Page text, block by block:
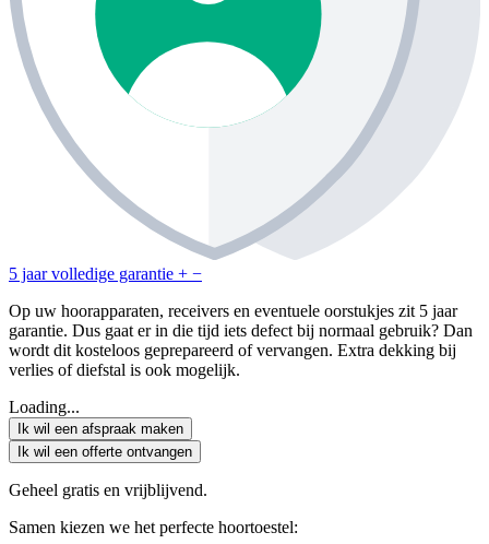
5 jaar volledige garantie + −
Op uw hoorapparaten, receivers en eventuele oorstukjes zit 5 jaar
garantie. Dus gaat er in die tijd iets defect bij normaal gebruik? Dan
wordt dit kosteloos geprepareerd of vervangen. Extra dekking bij
verlies of diefstal is ook mogelijk.
Loading...
Ik wil een afspraak maken
Ik wil een offerte ontvangen
Geheel gratis en vrijblijvend.
Samen kiezen we het perfecte hoortoestel: